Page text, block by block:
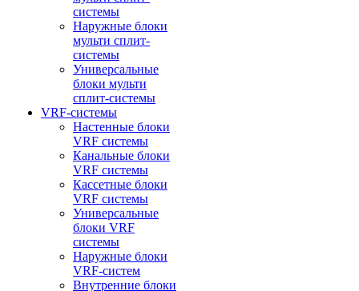
системы
Наружные блоки
мульти сплит-
системы
Универсальные
блоки мульти
сплит-системы
VRF-системы
Настенные блоки
VRF системы
Канальные блоки
VRF системы
Кассетные блоки
VRF системы
Универсальные
блоки VRF
системы
Наружные блоки
VRF-систем
Внутренние блоки